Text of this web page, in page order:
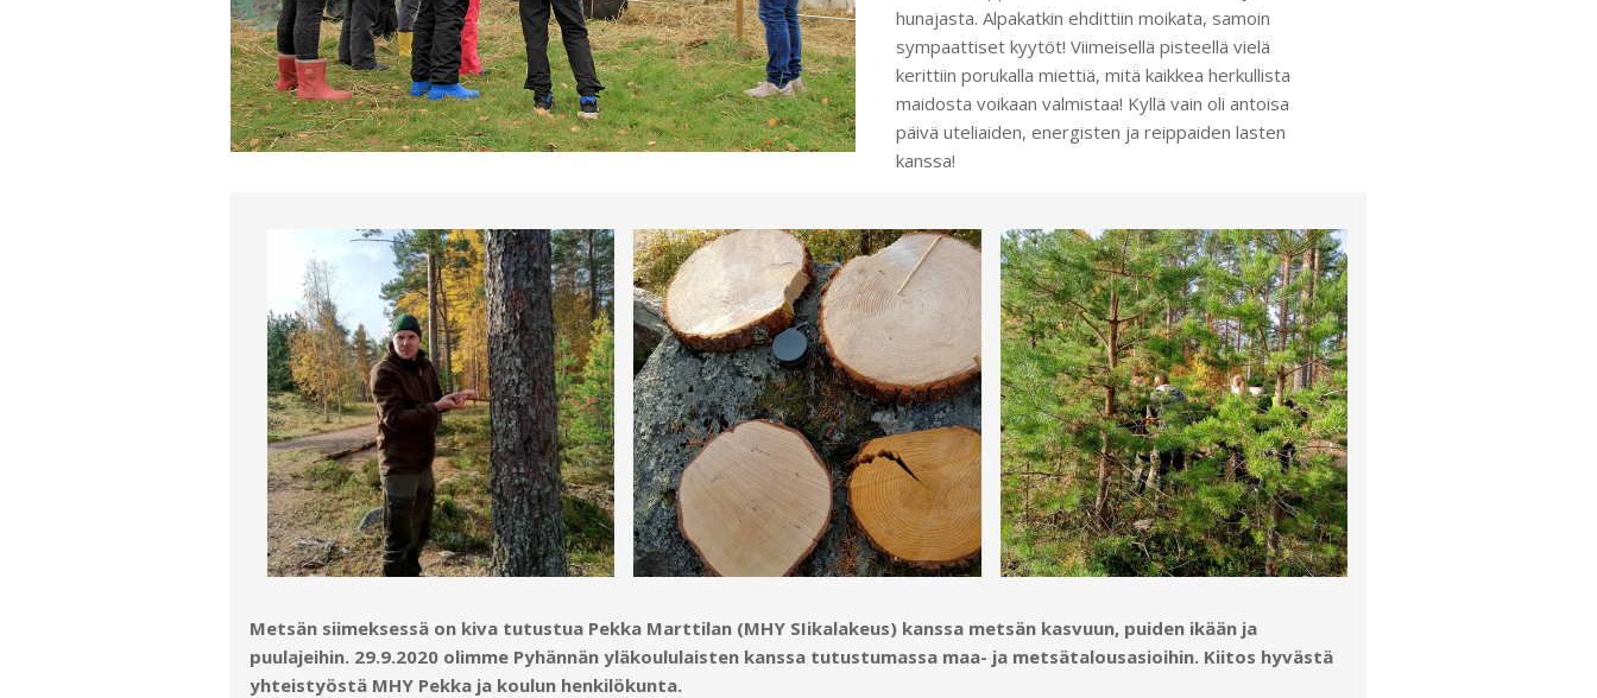
hunajasta. Alpakatkin ehdittiin moikata, samoin
sympaattiset kyytöt! Viimeisellä pisteellä vielä
kerittiin porukalla miettiä, mitä kaikkea herkullista
maidosta voikaan valmistaa! Kyllä vain oli antoisa
päivä uteliaiden, energisten ja reippaiden lasten
kanssa!
Metsän siimeksessä on kiva tutustua Pekka Marttilan (MHY SIikalakeus) kanssa metsän kasvuun, puiden ikään ja
puulajeihin. 29.9.2020 olimme Pyhännän yläkoululaisten kanssa tutustumassa maa- ja metsätalousasioihin. Kiitos hyvästä
yhteistyöstä MHY Pekka ja koulun henkilökunta.